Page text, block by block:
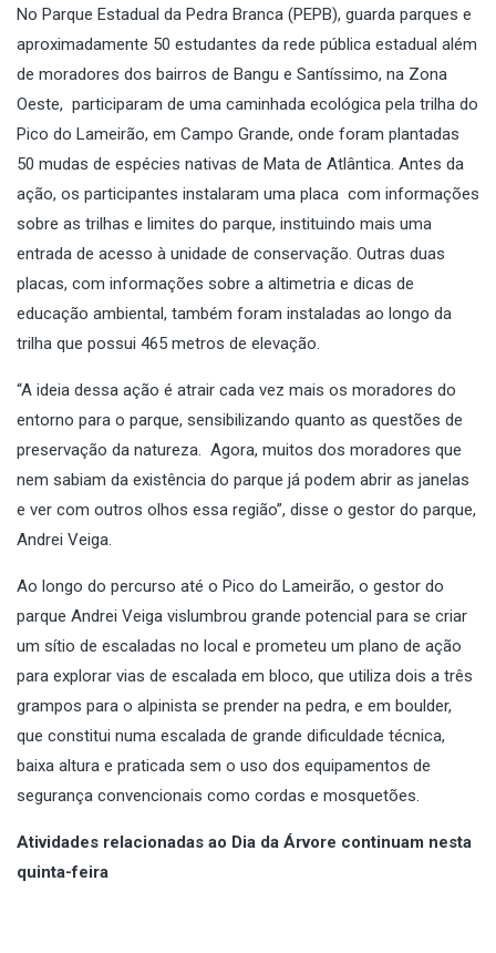
No Parque Estadual da Pedra Branca (PEPB), guarda parques e
aproximadamente 50 estudantes da rede pública estadual além
de moradores dos bairros de Bangu e Santíssimo, na Zona
Oeste, participaram de uma caminhada ecológica pela trilha do
Pico do Lameirão, em Campo Grande, onde foram plantadas
50 mudas de espécies nativas de Mata de Atlântica. Antes da
ação, os participantes instalaram uma placa com informações
sobre as trilhas e limites do parque, instituindo mais uma
entrada de acesso à unidade de conservação. Outras duas
placas, com informações sobre a altimetria e dicas de
educação ambiental, também foram instaladas ao longo da
trilha que possui 465 metros de elevação.
“A ideia dessa ação é atrair cada vez mais os moradores do
entorno para o parque, sensibilizando quanto as questões de
preservação da natureza. Agora, muitos dos moradores que
nem sabiam da existência do parque já podem abrir as janelas
e ver com outros olhos essa região”, disse o gestor do parque,
Andrei Veiga.
Ao longo do percurso até o Pico do Lameirão, o gestor do
parque Andrei Veiga vislumbrou grande potencial para se criar
um sítio de escaladas no local e prometeu um plano de ação
para explorar vias de escalada em bloco, que utiliza dois a três
grampos para o alpinista se prender na pedra, e em boulder,
que constitui numa escalada de grande dificuldade técnica,
baixa altura e praticada sem o uso dos equipamentos de
segurança convencionais como cordas e mosquetões.
Atividades relacionadas ao Dia da Árvore continuam nesta
quinta-feira